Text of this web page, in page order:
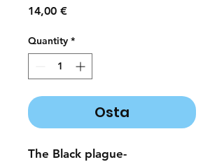
14,00 €Price
Quantity *
Osta
The Black plague-